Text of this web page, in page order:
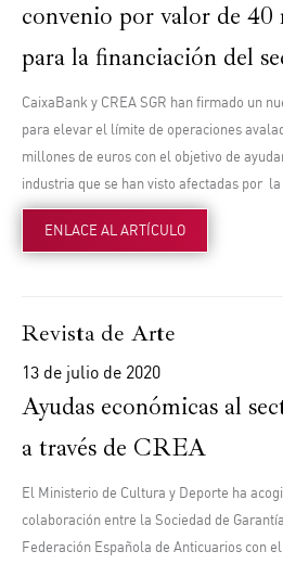
convenio por valor de 40
para la financiación del
CaixaBank y CREA SGR han firmado un
para elevar el límite de operaciones
millones de euros con el objetivo de
industria que se han visto afectadas por
ENLACE AL ARTÍCULO
Revista de Arte
13 de julio de 2020
Ayudas económicas al
a través de CREA
El Ministerio de Cultura y Deporte ha
colaboración entre la Sociedad de
Federación Española de Anticuarios con